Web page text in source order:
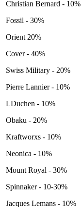
Christian Bernard - 10%
Fossil - 30%
Orient 20%
Cover - 40%
Swiss Military - 20%
Pierre Lannier - 10%
LDuchen - 10%
Obaku - 20%
Kraftworxs - 10%
Neonica - 10%
Mount Royal - 30%
Spinnaker - 10-30%
Jacques Lemans - 10%